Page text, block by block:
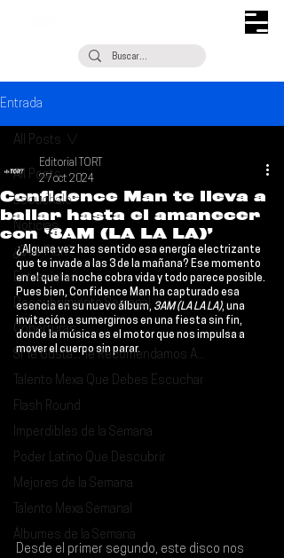
Entrada
All Posts
Escúchalo
Noticias
¿Qué Plan?
Entrevistas
Descubrimiento Semanal
Coberturas
Si Te Gusta... Te Recomendamos A...
Talento Mexa Que Debes Escuchar
Flash Round
Imperdibles de la Semana
Poder Latino Que Descubrir
Mejores de la Semana
Talento Mexa Semanal
Álbumes de la Semana
All Posts
Confidence Man te lleva a
bailar hasta el amanecer
con ‘3AM (LA LA LA)’
Editorial TORT
27 oct 2024
¿Alguna vez has sentido esa energía electrizante
que te invade a las 3 de la mañana? Ese momento
en el que la noche cobra vida y todo parece posible.
Pues bien, Confidence Man ha capturado esa
esencia en su nuevo álbum, 3AM (LA LA LA), una
invitación a sumergirnos en una fiesta sin fin,
donde la música es el motor que nos impulsa a
mover el cuerpo sin parar.
Desde el primer segundo, este disco nos